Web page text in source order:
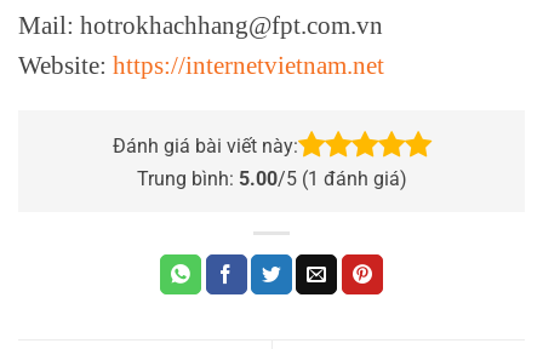
Mail: hotrokhachhang@fpt.com.vn
Website: https://internetvietnam.net
Đánh giá bài viết này:
Trung bình: 5.00/5 (1 đánh giá)